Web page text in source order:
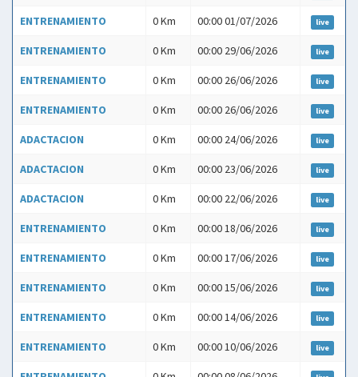
ENTRENAMIENTO 0 Km 00:00 01/07/2026 live
ENTRENAMIENTO 0 Km 00:00 29/06/2026 live
ENTRENAMIENTO 0 Km 00:00 26/06/2026 live
ENTRENAMIENTO 0 Km 00:00 26/06/2026 live
ADACTACION 0 Km 00:00 24/06/2026 live
ADACTACION 0 Km 00:00 23/06/2026 live
ADACTACION 0 Km 00:00 22/06/2026 live
ENTRENAMIENTO 0 Km 00:00 18/06/2026 live
ENTRENAMIENTO 0 Km 00:00 17/06/2026 live
ENTRENAMIENTO 0 Km 00:00 15/06/2026 live
ENTRENAMIENTO 0 Km 00:00 14/06/2026 live
ENTRENAMIENTO 0 Km 00:00 10/06/2026 live